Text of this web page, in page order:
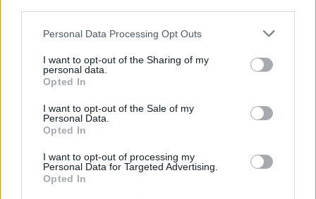
Personal Data Processing Opt Outs
I want to opt-out of the Sharing of my
personal data.
Opted In
I want to opt-out of the Sale of my
Personal Data.
Opted In
I want to opt-out of processing my
Personal Data for Targeted Advertising.
Opted In
HIRDETÉS
HIRDETÉS
HIRDETÉS